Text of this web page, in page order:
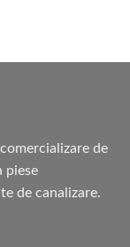
de
piese
de canalizare.